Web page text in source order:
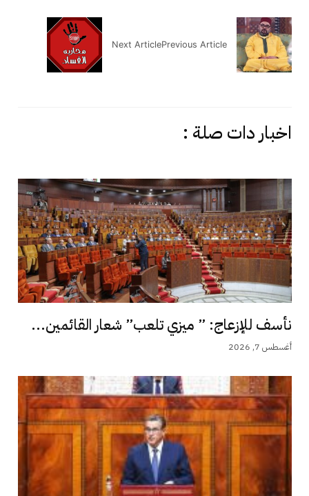
Previous Article
Next Article
اخبار دات صلة :
نأسف للإزعاج: ” ميزي تلعب” شعار القائمين...
أغسطس 7, 2026